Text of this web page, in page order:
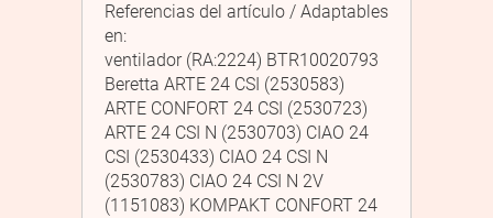
Referencias del artículo / Adaptables
en:
ventilador (RA:2224) BTR10020793
Beretta ARTE 24 CSI (2530583)
ARTE CONFORT 24 CSI (2530723)
ARTE 24 CSI N (2530703) CIAO 24
CSI (2530433) CIAO 24 CSI N
(2530783) CIAO 24 CSI N 2V
(1151083) KOMPAKT CONFORT 24